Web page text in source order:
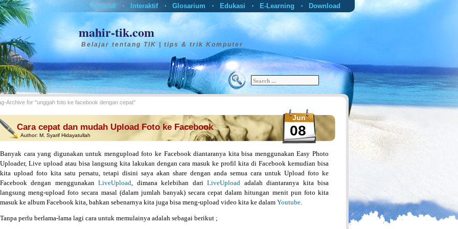
Tutorial • Interaktif • Glosarium • Edukasi • E-Learning • Download
mahir-tik.com
Belajar tentang TIK | tips & trik Komputer
Archive for "unggah foto ke facebook dengan cepat"
Cara cepat dan mudah Upload Foto ke Facebook
Author: M. Syarif Hidayatullah
Jun
08
Banyak cara yang digunakan untuk mengupload foto ke Facebook diantaranya kita bisa menggunakan Easy Photo
Uploader, Live upload atau bisa langsung kita lakukan dengan cara masuk ke profil kita di Facebook kemudian bisa
kita upload foto kita satu persatu, tetapi disini saya akan share dengan anda semua cara untuk Upload foto ke
Facebook dengan menggunakanLiveUpload, dimana kelebihan dariLiveUpload adalah diantaranya kita bisa
langsung meng-upload foto secara masal (dalam jumlah banyak) secara cepat dalam hitungan menit pun foto kita
masuk ke album Facebook kita, bahkan sebenarnya kita juga bisa meng-upload video kita ke dalam Youtube.
Tanpa perlu berlama-lama lagi cara untuk memulainya adalah sebagai berikut ;